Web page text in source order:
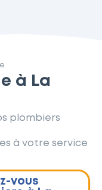
à La
plombiers
à votre service
vous